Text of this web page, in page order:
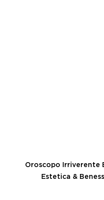
Oroscopo Irriverente
Estetica &